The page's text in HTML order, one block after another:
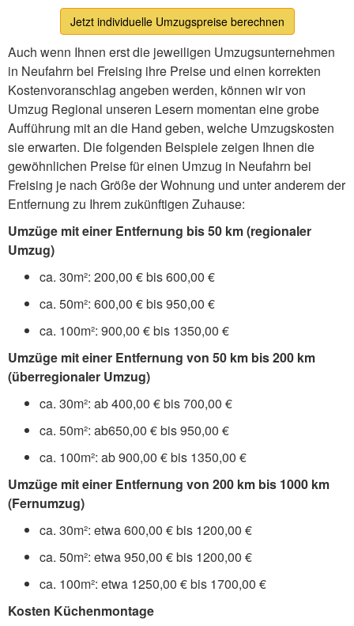
Jetzt individuelle Umzugspreise berechnen
Auch wenn Ihnen erst die jeweiligen Umzugsunternehmen
in Neufahrn bei Freising ihre Preise und einen korrekten
Kostenvoranschlag angeben werden, können wir von
Umzug Regional unseren Lesern momentan eine grobe
Aufführung mit an die Hand geben, welche Umzugskosten
sie erwarten. Die folgenden Beispiele zeigen Ihnen die
gewöhnlichen Preise für einen Umzug in Neufahrn bei
Freising je nach Größe der Wohnung und unter anderem der
Entfernung zu Ihrem zukünftigen Zuhause:
Umzüge mit einer Entfernung bis 50 km (regionaler
Umzug)
ca. 30m²: 200,00 € bis 600,00 €
ca. 50m²: 600,00 € bis 950,00 €
ca. 100m²: 900,00 € bis 1350,00 €
Umzüge mit einer Entfernung von 50 km bis 200 km
(überregionaler Umzug)
ca. 30m²: ab 400,00 € bis 700,00 €
ca. 50m²: ab650,00 € bis 950,00 €
ca. 100m²: ab 900,00 € bis 1350,00 €
Umzüge mit einer Entfernung von 200 km bis 1000 km
(Fernumzug)
ca. 30m²: etwa 600,00 € bis 1200,00 €
ca. 50m²: etwa 950,00 € bis 1200,00 €
ca. 100m²: etwa 1250,00 € bis 1700,00 €
Kosten Küchenmontage